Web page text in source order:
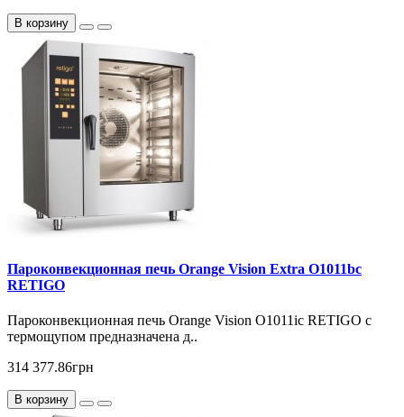
В корзину
Пароконвекционная печь Orange Vision Extra O1011bc
RETIGO
Пароконвекционная печь Orange Vision O1011ic RETIGO с
термощупом предназначена д..
314 377.86грн
В корзину